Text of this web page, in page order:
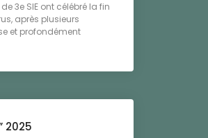
3e SIE ont célébré la fin
après plusieurs
et profondément
2025